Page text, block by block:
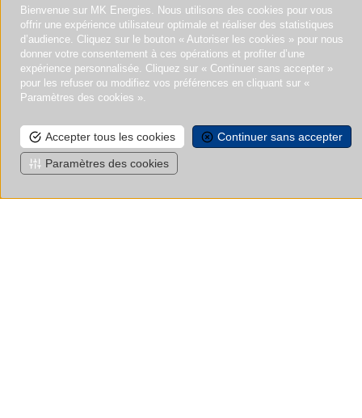
Consultez notre site ➡️https://groupe-manka.fr
Bienvenue sur MK Energies. Nous utilisons des cookies pour vous
offrir une expérience utilisateur optimale et réaliser des statistiques
d’audience. Cliquez sur le bouton « Autoriser les cookies » pour nous
donner votre consentement à ces opérations et profiter d’une
expérience personnalisée. Cliquez sur « Continuer sans accepter »
pour les refuser ou modifiez vos préférences en cliquant sur «
Paramètres des cookies ».
Accepter tous les cookies Continuer sans accepter
Paramètres des cookies